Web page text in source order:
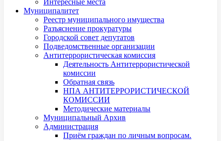
Муниципалитет
Реестр муниципального имущества
Разъяснение прокуратуры
Городской совет депутатов
Подведомственные организации
Антитеррористическая комиссия
Деятельность Антитеррористической
комиссии
Обратная связь
НПА АНТИТЕРРОРИСТИЧЕСКОЙ
КОМИССИИ
Методические материалы
Муниципальный Архив
Администрация
Приём граждан по личным вопросам.